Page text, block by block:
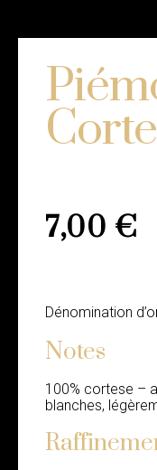
7,00 €
Dénomination
Notes
100% cortese –
blanches,